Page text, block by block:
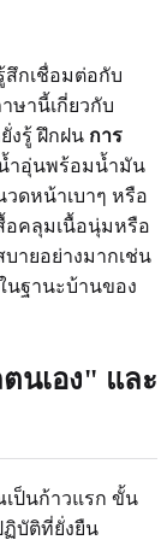
กเชื่อมต่อกับ
ษานี้เกี่ยวกับ
งรู้ ฝึกฝน การ
ำอุ่นพร้อมน้ำมัน
ดหน้าเบาๆ หรือ
อคลุมเนื้อนุ่มหรือ
ายอย่างมากเช่น
นฐานะบ้านของ
นเอง" และ
เป็นก้าวแรก ขั้น
บัติที่ยั่งยืน